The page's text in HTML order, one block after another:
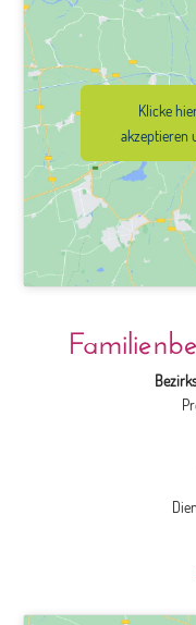
Klicke
akzeptieren